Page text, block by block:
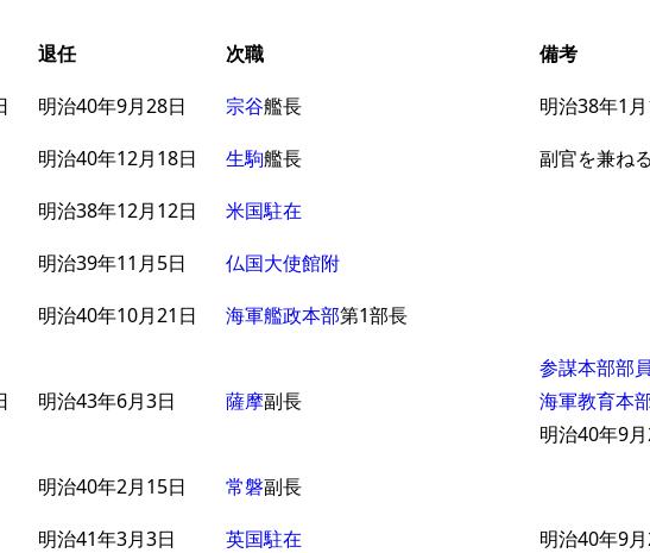
退任 次職
備考
明治40年9月28日 宗谷艦長 明治38年1
明治40年12月18日 生駒艦長
副官を兼ねる
明治38年12月12日
米国駐在
明治39年11月5日
仏国大使館附
明治40年10月21日 海軍艦政本部第1部長
明治43年6月3日 薩摩副長
参謀本部部員
海軍教育本
明治40年9
明治40年2月15日 常磐副長
明治41年3月3日 英国駐在 明治40年9